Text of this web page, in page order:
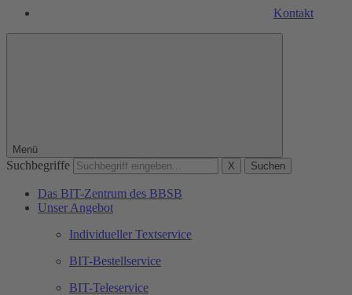
Kontakt
Menü
Suchbegriffe X Suchen
Das BIT-Zentrum des BBSB
Unser Angebot
Individueller Textservice
BIT-Bestellservice
BIT-Teleservice